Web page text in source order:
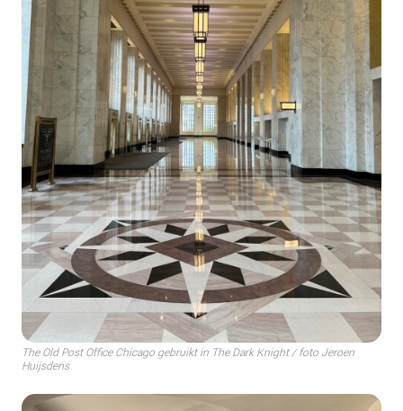
The Old Post Office Chicago gebruikt in The Dark Knight / foto Jeroen
Huijsdens